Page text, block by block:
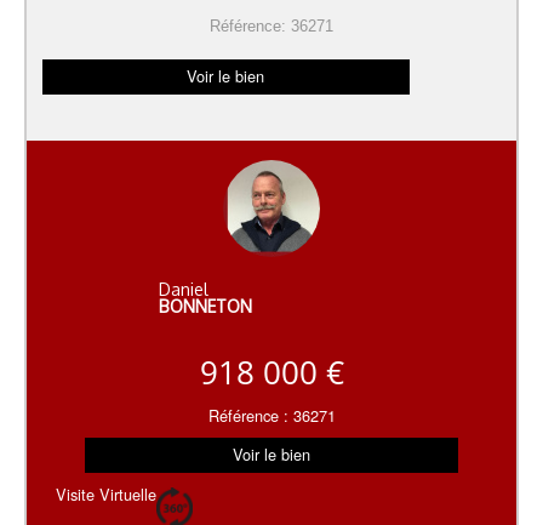
Référence: 36271
Voir le bien
Daniel
BONNETON
918 000 €
Référence : 36271
Voir le bien
Visite Virtuelle